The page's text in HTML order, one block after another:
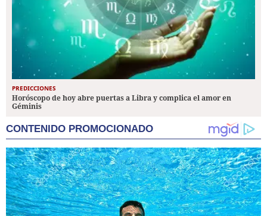
PREDICCIONES
Horóscopo de hoy abre puertas a Libra y complica el amor en
Géminis
CONTENIDO PROMOCIONADO